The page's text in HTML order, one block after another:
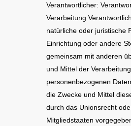
Verantwortlicher:
Verarbeitung
natürliche oder juristische
Einrichtung oder andere
gemeinsam mit anderen
und Mittel der
personenbezogenen
die Zwecke und Mittel
durch das Unionsrecht
Mitgliedstaaten